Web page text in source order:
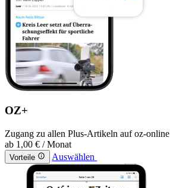
OZ+
Zugang zu allen Plus-Artikeln auf oz-
ab 1,00 € / Monat
Vorteile Auswählen